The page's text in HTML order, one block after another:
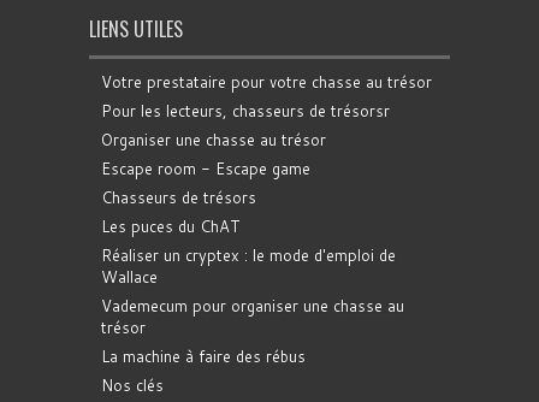
LIENS UTILES
Votre prestataire pour votre chasse au trésor
Pour les lecteurs, chasseurs de trésorsr
Organiser une chasse au trésor
Escape room - Escape game
Chasseurs de trésors
Les puces du ChAT
Réaliser un cryptex : le mode d'emploi de
Wallace
Vademecum pour organiser une chasse au
trésor
La machine à faire des rébus
Nos clés